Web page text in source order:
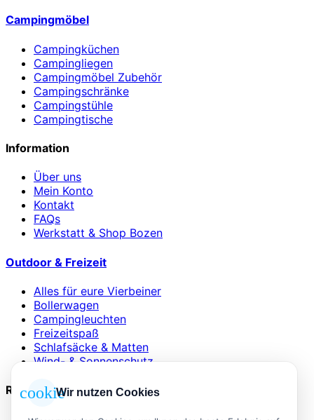
Campingmöbel
Campingküchen
Campingliegen
Campingmöbel Zubehör
Campingschränke
Campingstühle
Campingtische
Information
Über uns
Mein Konto
Kontakt
FAQs
Werkstatt & Shop Bozen
Outdoor & Freizeit
Alles für eure Vierbeiner
Bollerwagen
Campingleuchten
Freizeitspaß
Schlafsäcke & Matten
Wind- & Sonnenschutz
Rechtliches
cookieWir nutzen Cookies